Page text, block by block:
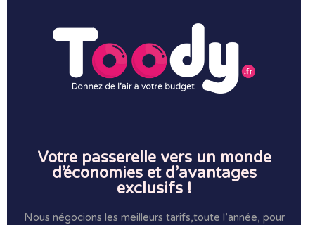
Votre passerelle vers un monde
d’économies et d’avantages
exclusifs !
Nous négocions les meilleurs tarifs,toute l’année, pour